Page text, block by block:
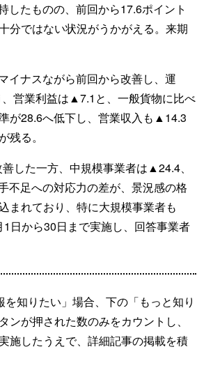
たものの、前回から17.6ポイント
分ではない状況がうかがえる。来期
ナスながら前回から改善し、運
営業利益は▲7.1と、一般貨物に比べ
が28.6へ低下し、営業収入も▲14.3
る。
した一方、中規模事業者は▲24.4、
足への対応力の差が、景況感の格
まれており、特に大規模事業者も
日から30日まで実施し、回答事業者
知りたい」場合、下の「もっと知り
が押された数のみをカウントし、
施したうえで、詳細記事の掲載を積